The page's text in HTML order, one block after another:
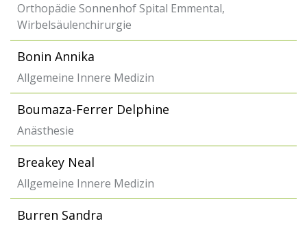
Orthopädie Sonnenhof Spital Emmental,
Wirbelsäulenchirurgie
Bonin Annika
Allgemeine Innere Medizin
Boumaza-Ferrer Delphine
Anästhesie
Breakey Neal
Allgemeine Innere Medizin
Burren Sandra